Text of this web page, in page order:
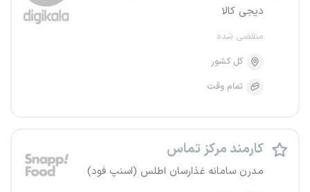
دیجی کالا
منقضی شده
کل کشور
تمام وقت
کارمند مرکز تماس
مدرن سامانه غذارسان اطلس (اسنپ فود)